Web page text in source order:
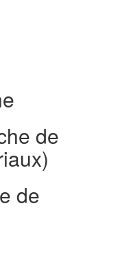
de
de